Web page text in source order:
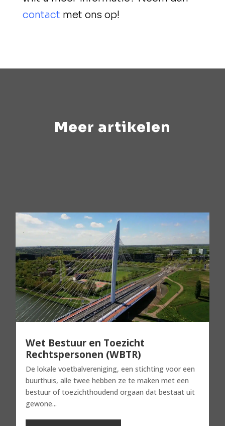
contact met ons op!
Meer artikelen
Wet Bestuur en Toezicht
Rechtspersonen (WBTR)
De lokale voetbalvereniging, een stichting voor een
buurthuis, alle twee hebben ze te maken met een
bestuur of toezichthoudend orgaan dat bestaat uit
gewone...